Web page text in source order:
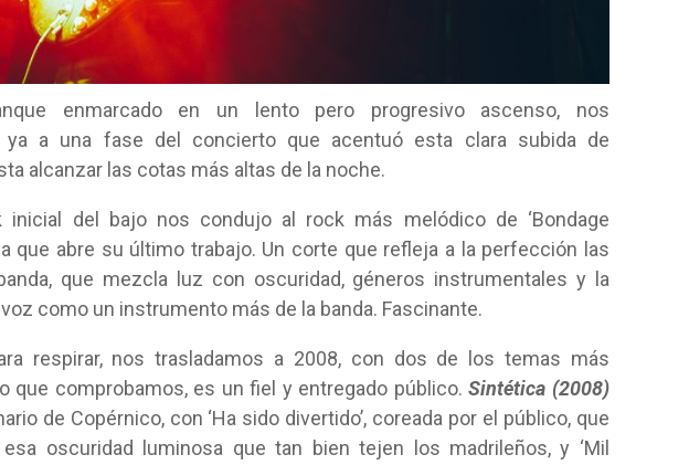
enmarcado en un lento pero progresivo ascenso, nos
ya a una fase del concierto que acentuó esta clara subida de
alcanzar las cotas más altas de la noche.
inicial del bajo nos condujo al rock más melódico de ‘Bondage
que abre su último trabajo. Un corte que refleja a la perfección las
que mezcla luz con oscuridad, géneros instrumentales y la
como un instrumento más de la banda. Fascinante.
respirar, nos trasladamos a 2008, con dos de los temas más
que comprobamos, es un fiel y entregado público.Sintética (2008)
de Copérnico, con ‘Ha sido divertido’, coreada por el público, que
oscuridad luminosa que tan bien tejen los madrileños, y ‘Mil